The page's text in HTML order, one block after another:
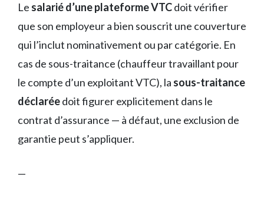
Le salarié d’une plateforme VTCdoit vérifier
que son employeur a bien souscrit une couverture
qui l’inclut nominativement ou par catégorie. En
cas de sous-traitance (chauffeur travaillant pour
le compte d’un exploitant VTC), la sous-traitance
déclaréedoit figurer explicitement dans le
contrat d’assurance — à défaut, une exclusion de
garantie peut s’appliquer.
—